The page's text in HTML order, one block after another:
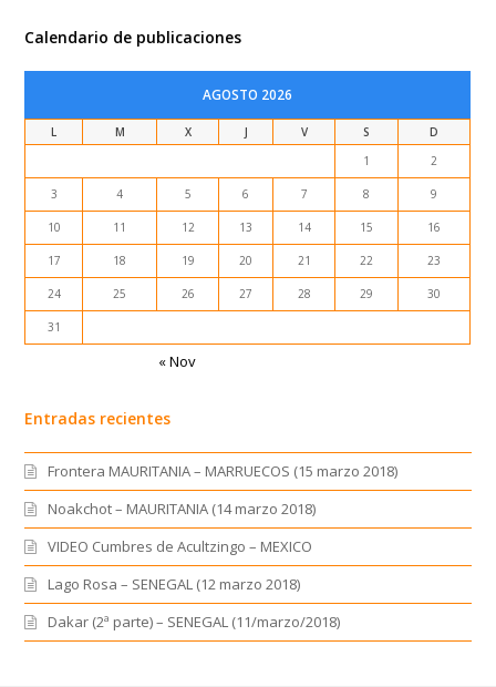
Calendario de publicaciones
AGOSTO 2026
L M X J V S
D
1
2
3 4 5 6 7 8 9
10 11 12 13 14 15 16
17 18 19 20 21 22 23
24 25 26 27 28 29 30
Entradas recientes
Frontera MAURITANIA – MARRUECOS (15 marzo 2018)
Noakchot – MAURITANIA (14 marzo 2018)
VIDEO Cumbres de Acultzingo – MEXICO
Lago Rosa – SENEGAL (12 marzo 2018)